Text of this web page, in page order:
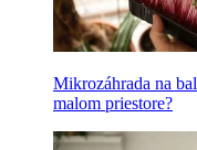
Mikrozáhrada na
malom priestore?